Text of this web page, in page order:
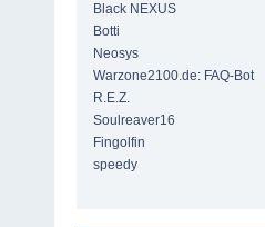
Black NEXUS
Botti
Neosys
Warzone2100.de: FAQ-Bot
R.E.Z.
Soulreaver16
Fingolfin
speedy